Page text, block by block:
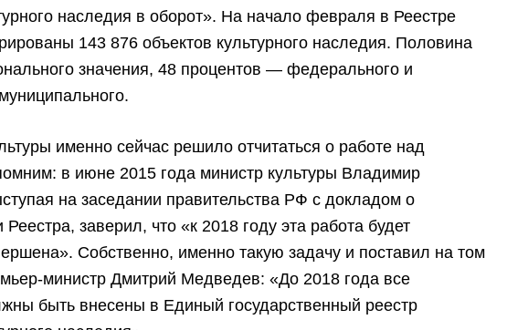
наследия в оборот». На начало февраля в Реестре
143 876 объектов культурного наследия. Половина
значения, 48 процентов — федерального и
именно сейчас решило отчитаться о работе над
в июне 2015 года министр культуры Владимир
на заседании правительства РФ с докладом о
заверил, что «к 2018 году эта работа будет
Собственно, именно такую задачу и поставил на том
министр Дмитрий Медведев: «До 2018 года все
быть внесены в Единый государственный реестр